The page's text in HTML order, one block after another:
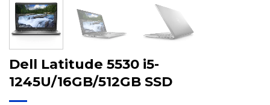
Dell Latitude 5530 i5-
1245U/16GB/512GB SSD